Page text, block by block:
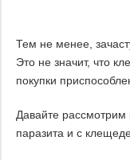
Тем не менее,
Это не значит, что
покупки
Давайте
паразита и с